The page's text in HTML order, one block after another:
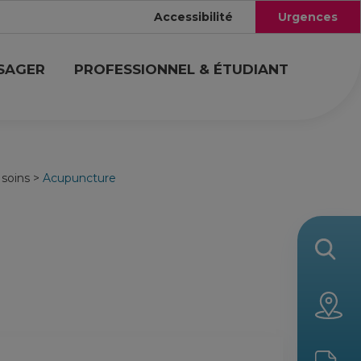
Accessibilité Urgences
PROFESSIONNEL & ÉTUDIANT
> Acupuncture